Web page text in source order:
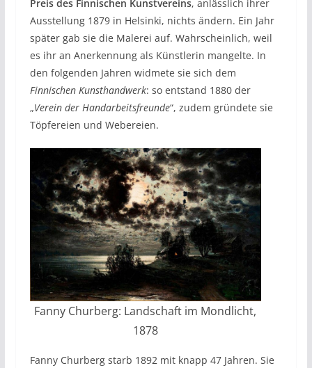
Preis des Finnischen Kunstvereins, anlässlich ihrer
Ausstellung 1879 in Helsinki, nichts ändern. Ein Jahr
später gab sie die Malerei auf. Wahrscheinlich, weil
es ihr an Anerkennung als Künstlerin mangelte. In
den folgenden Jahren widmete sie sich dem
Finnischen Kunsthandwerk: so entstand 1880 der
„Verein der Handarbeitsfreunde“, zudem gründete sie
Töpfereien und Webereien.
Fanny Churberg: Landschaft im Mondlicht,
1878
Fanny Churberg starb 1892 mit knapp 47 Jahren. Sie